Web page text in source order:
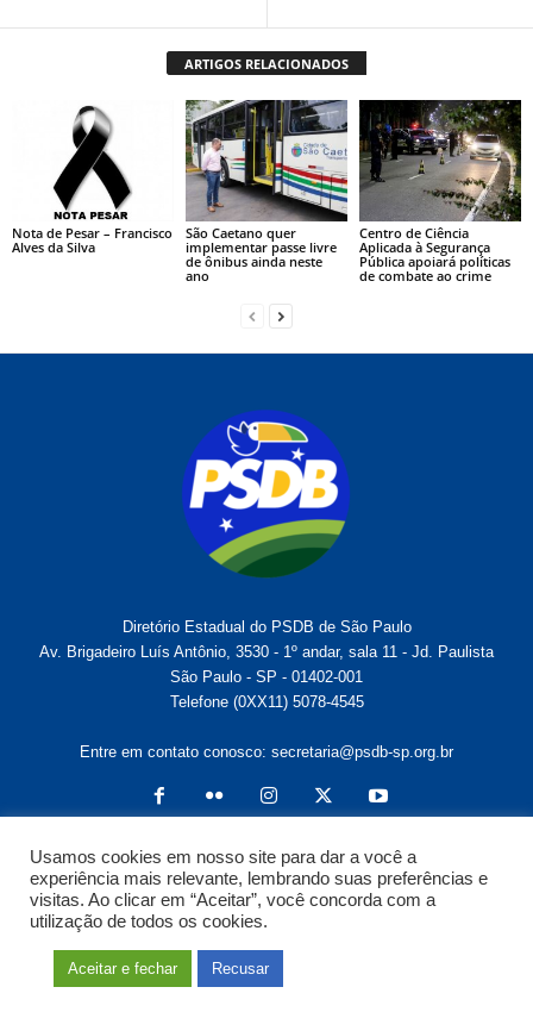
ARTIGOS RELACIONADOS
Nota de Pesar – Francisco
Alves da Silva
São Caetano quer
implementar passe livre
de ônibus ainda neste
ano
Centro de Ciência
Aplicada à Segurança
Pública apoiará políticas
de combate ao crime
Diretório Estadual do PSDB de São Paulo
Av. Brigadeiro Luís Antônio, 3530 - 1º andar, sala 11 - Jd. Paulista
São Paulo - SP - 01402-001
Telefone (0XX11) 5078-4545
Entre em contato conosco: secretaria@psdb-sp.org.br
Sobre o PSDB-SP Notícias
Secretaria Geral
Usamos cookies em nosso site para dar a você a
experiência mais relevante, lembrando suas preferências e
visitas. Ao clicar em “Aceitar”, você concorda com a
utilização de todos os cookies.
Aceitar e fechar Recusar